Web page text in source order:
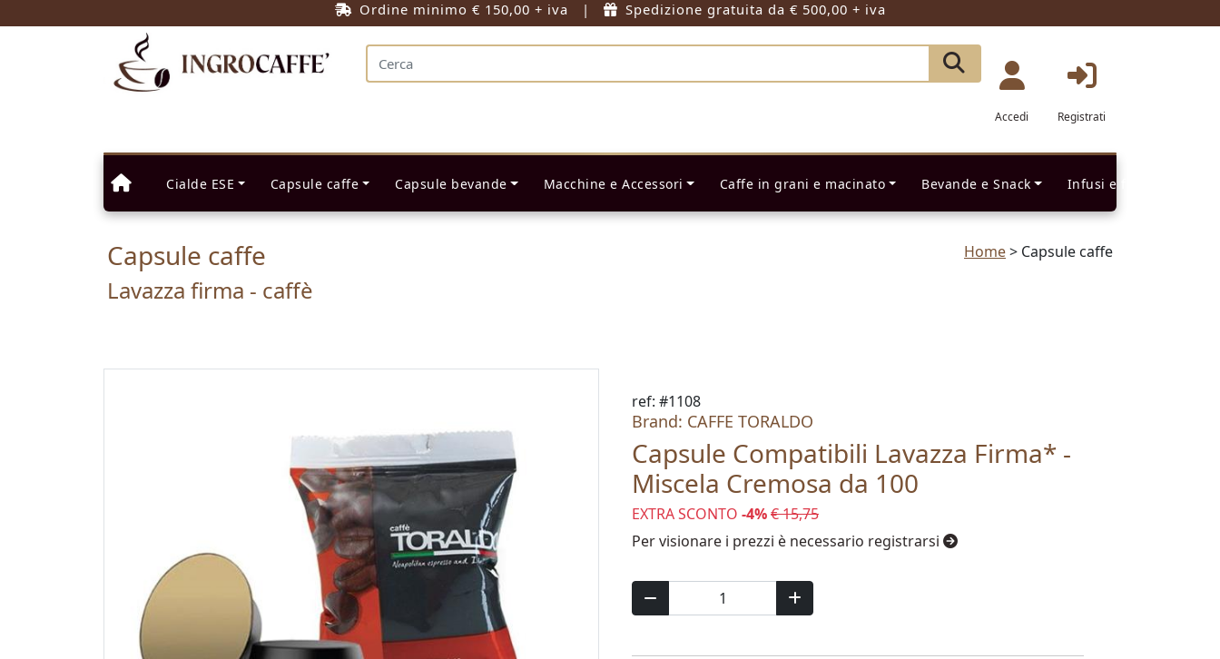
Ordine minimo € 150,00 + iva | Spedizione gratuita da € 500,00 + iva
Accedi Registrati
Cialde ESE Capsule caffe Capsule bevande Macchine e Accessori Caffe in grani e macinato Bevande e Snack Infusi e filtri
Capsule caffe
Lavazza firma - caffè
Home> Capsule caffe
ref: #1108
Brand: CAFFE TORALDO
Capsule Compatibili Lavazza Firma* -
Miscela Cremosa da 100
EXTRA SCONTO -4%€ 15,75
Per visionare i prezzi è necessario registrarsi